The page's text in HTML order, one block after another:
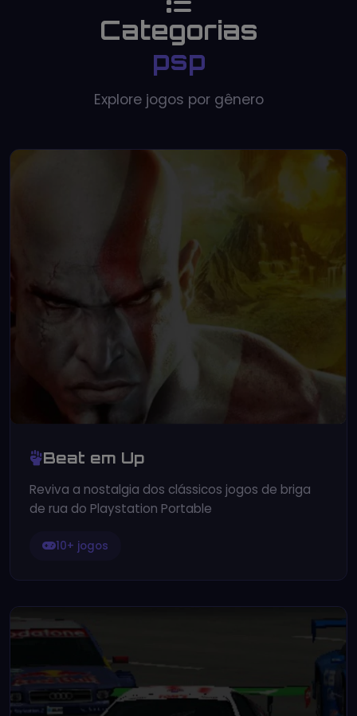
Categorias
psp
Explore jogos por gênero
Beat em Up
Reviva a nostalgia dos clássicos jogos de briga
de rua do Playstation Portable
10+ jogos